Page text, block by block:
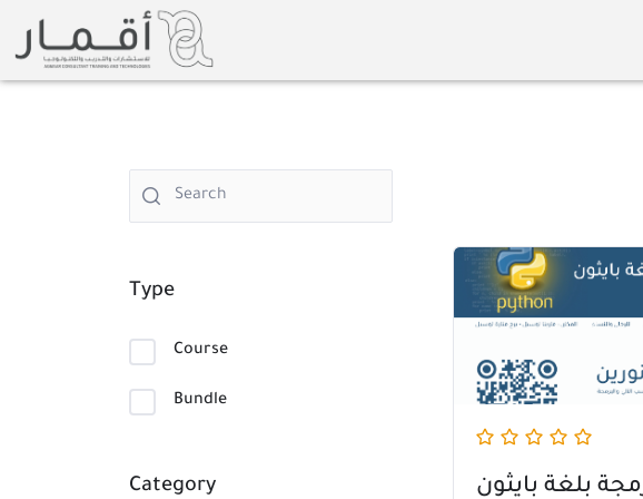
content
Type
Course
Bundle
Category بلغة بايثون
Original
price
was:
Current
price
is: